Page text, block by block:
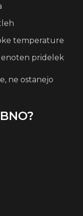
temperature
enoten pridelek
ne ostanejo